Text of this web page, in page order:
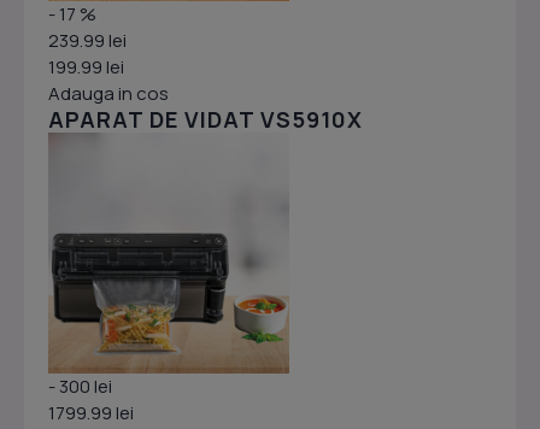
- 17 %
239.99 lei
199.99 lei
Adauga in cos
APARAT DE VIDAT VS5910X
- 300 lei
1799.99 lei